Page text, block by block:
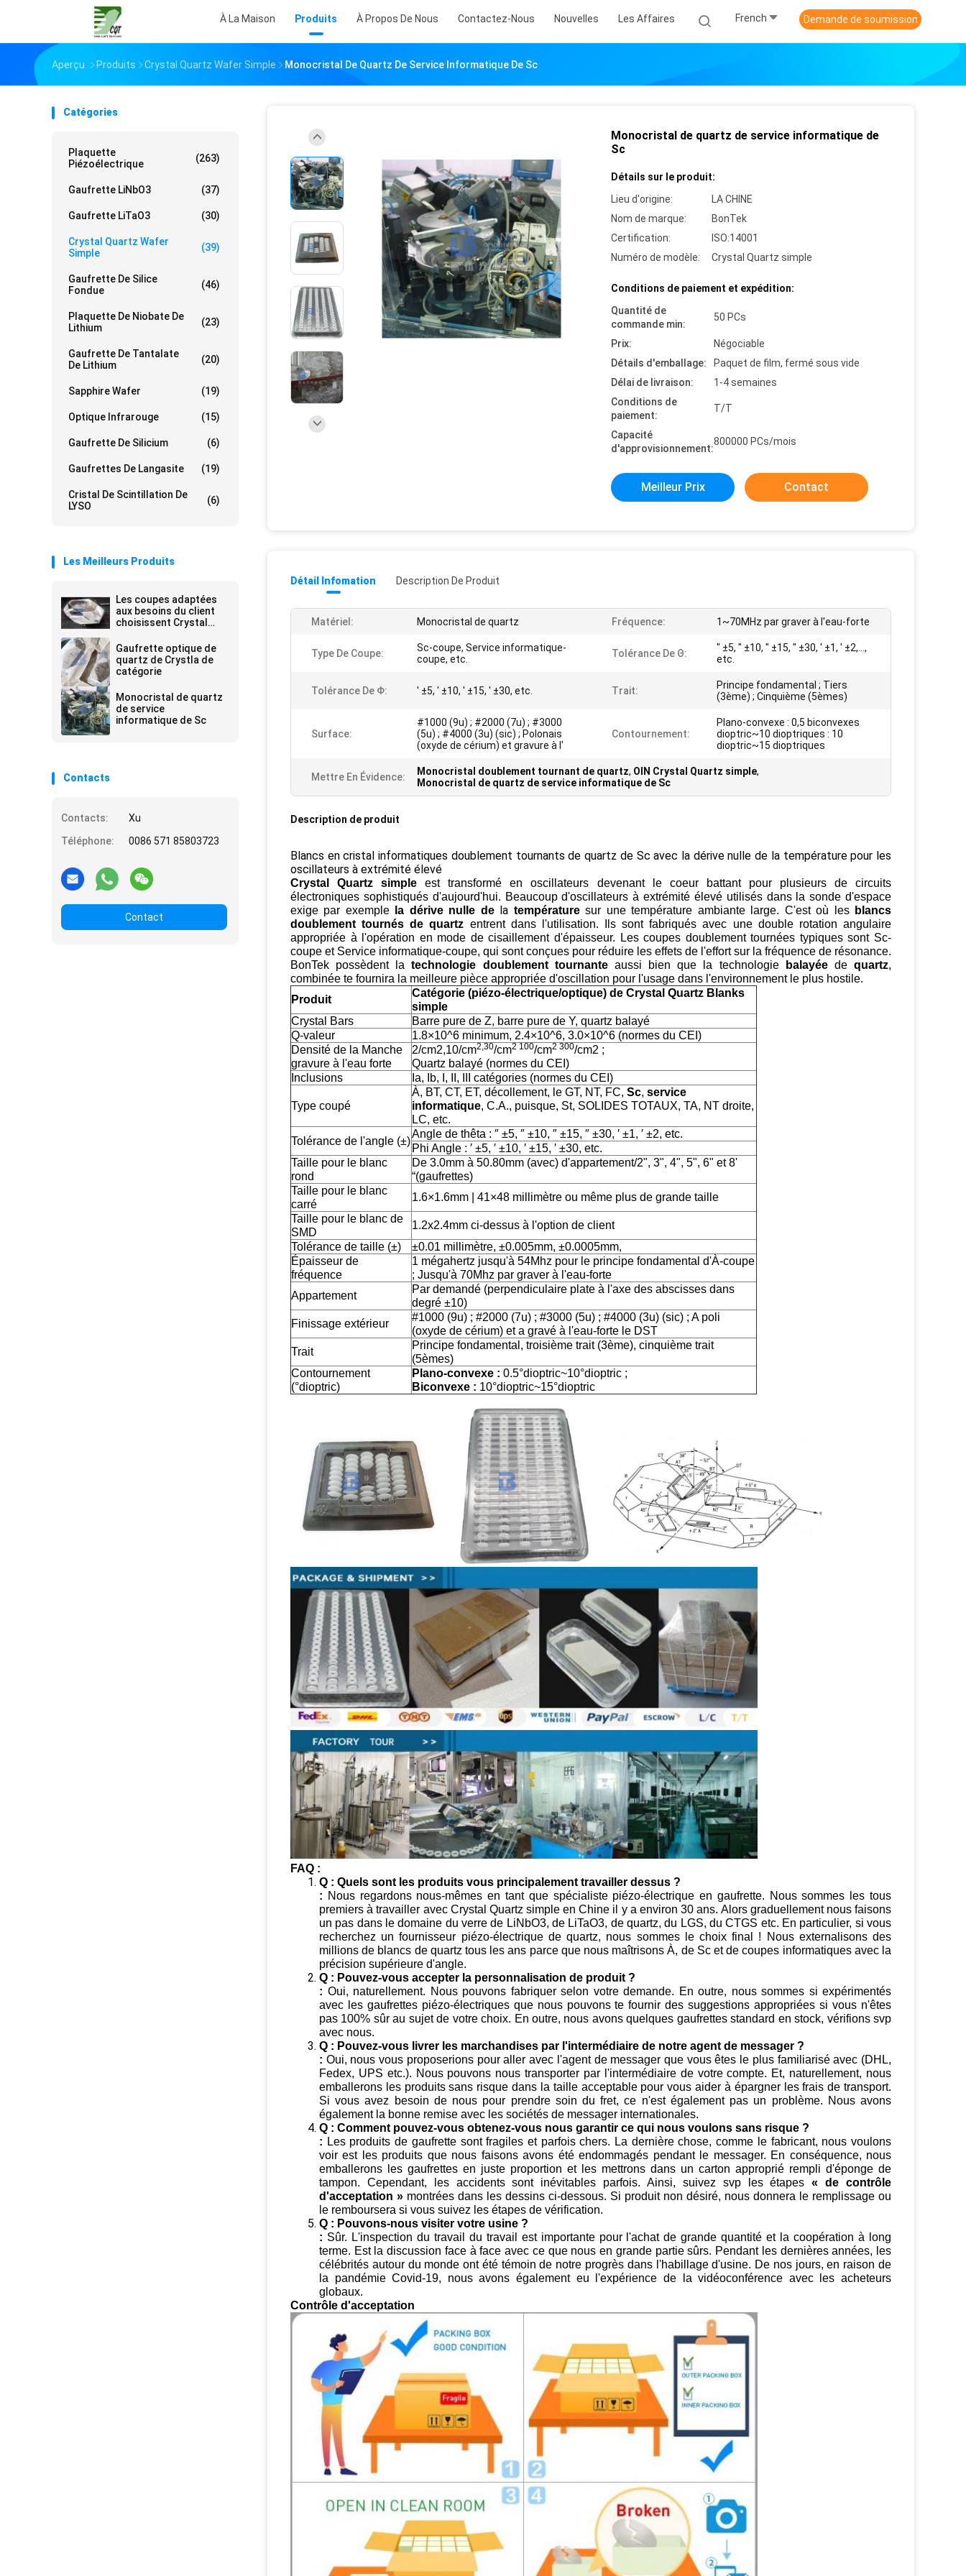
À La Maison Produits À Propos De Nous Contactez-Nous Nouvelles Les Affaires French Demande de soumission
Aperçu Produits Crystal Quartz Wafer Simple Monocristal De Quartz De Service Informatique De Sc
Catégories
Plaquette
Piézoélectrique
(263)
Gaufrette LiNbO3 (37)
Gaufrette LiTaO3 (30)
Crystal Quartz Wafer
Simple
(39)
Gaufrette De Silice
Fondue
(46)
Plaquette De Niobate De
Lithium
(23)
Gaufrette De Tantalate
De Lithium
(20)
Sapphire Wafer (19)
Optique Infrarouge (15)
Gaufrette De Silicium (6)
Gaufrettes De Langasite (19)
Cristal De Scintillation De
LYSO
(6)
Les Meilleurs Produits
Les coupes adaptées
aux besoins du client
choisissent Crystal
Gaufrette optique de
quartz de Crystla de
catégorie
Monocristal de quartz
de service
informatique de Sc
Contacts
Contacts:
Xu
Téléphone:
0086 571 85803723
Contact
Monocristal de quartz de service informatique de
Sc
Détails sur le produit:
Lieu d'origine:
LA CHINE
Nom de marque:
BonTek
Certification:
ISO:14001
Numéro de modèle:
Crystal Quartz simple
Conditions de paiement et expédition:
Quantité de
commande min:
50 PCs
Prix:
Négociable
Détails d'emballage:
Paquet de film, fermé sous vide
Délai de livraison:
1-4 semaines
Conditions de
paiement:
T/T
Capacité
d'approvisionnement:
800000 PCs/mois
Meilleur Prix Contact
Détail Infomation Description De Produit
Matériel: Monocristal de quartz Fréquence: 1~70MHz par graver à l'eau-forte
Type De Coupe:
Sc-coupe, Service informatique-
coupe, etc.
Tolérance De Θ:
″ ±5, ″ ±10, ″ ±15, ″ ±30, ′ ±1, ′ ±2,…,
etc.
Tolérance De Φ: ′ ±5, ′ ±10, ′ ±15, ′ ±30, etc. Trait:
Principe fondamental ; Tiers
(3ème) ; Cinquième (5èmes)
Surface:
#1000 (9u) ; #2000 (7u) ; #3000
(5u) ; #4000 (3u) (sic) ; Polonais
(oxyde de cérium) et gravure à l'
Contournement:
Plano-convexe : 0,5 biconvexes
dioptric~10 dioptriques : 10
dioptric~15 dioptriques
Mettre En Évidence: Monocristal doublement tournant de quartz, OIN Crystal Quartz simple,
Monocristal de quartz de service informatique de Sc
Description de produit
Blancs en cristal informatiques doublement tournants de quartz de Sc avec la dérive nulle de la température pour les
oscillateurs à extrémité élevé
Crystal Quartz simple est transformé en oscillateurs devenant le coeur battant pour plusieurs de circuits
électroniques sophistiqués d'aujourd'hui. Beaucoup d'oscillateurs à extrémité élevé utilisés dans la sonde d'espace
exige par exemple
la dérive nulle dela températuresur une température ambiante large. C'est où les blancs
doublement tournés de quartz entrent dans l'utilisation. Ils sont fabriqués avec une double rotation angulaire
appropriée à l'opération en mode de cisaillement d'épaisseur. Les coupes doublement tournées typiques sont Sc-
coupe et Service informatique-coupe, qui sont conçues pour réduire les effets de l'effort sur la fréquence de résonance.
BonTek possèdent latechnologie doublement tournanteaussi bien que la technologie balayéedequartz,
combinée te fournira la meilleure pièce appropriée d'oscillation pour l'usage dans l'environnement le plus hostile.
Produit
Catégorie (piézo-électrique/optique) de Crystal Quartz Blanks
simple
Crystal Bars
Barre pure de Z, barre pure de Y, quartz balayé
Q-valeur
1.8×10^6 minimum, 2.4×10^6, 3.0×10^6 (normes du CEI)
Densité de la Manche
gravure à l'eau forte
2/cm2,10/cm2,30/cm2 100/cm2 300/cm2 ;
Quartz balayé (normes du CEI)
Inclusions
Ia, Ib, I, II, III catégories (normes du CEI)
Type coupé
À, BT, CT, ET, décollement, le GT, NT, FC, Sc, service
informatique, C.A., puisque, St, SOLIDES TOTAUX, TA, NT droite,
LC, etc.
Tolérance de l'angle (±)
Angle de thêta : ″ ±5, ″ ±10, ″ ±15, ″ ±30, ′ ±1, ′ ±2, etc.
Phi Angle : ′ ±5, ′ ±10, ′ ±15, ′ ±30, etc.
Taille pour le blanc
rond
De 3.0mm à 50.80mm (avec) d'appartement/2", 3", 4", 5", 6" et 8'
“(gaufrettes)
Taille pour le blanc
carré
1.6×1.6mm | 41×48 millimètre ou même plus de grande taille
Taille pour le blanc de
SMD
1.2x2.4mm ci-dessus à l'option de client
Tolérance de taille (±)
±0.01 millimètre, ±0.005mm, ±0.0005mm,
Épaisseur de
fréquence
1 mégahertz jusqu'à 54Mhz pour le principe fondamental d'À-coupe
; Jusqu'à 70Mhz par graver à l'eau-forte
Appartement
Par demandé (perpendiculaire plate à l'axe des abscisses dans
degré ±10)
Finissage extérieur
#1000 (9u) ; #2000 (7u) ; #3000 (5u) ; #4000 (3u) (sic) ; A poli
(oxyde de cérium) et a gravé à l'eau-forte le DST
Trait
Principe fondamental, troisième trait (3ème), cinquième trait
(5èmes)
Contournement
(°dioptric)
Plano-convexe : 0.5°dioptric~10°dioptric ;
Biconvexe : 10°dioptric~15°dioptric
FAQ :
Q : Quels sont les produits vous principalement travailler dessus ?
: Nous regardons nous-mêmes en tant que spécialiste piézo-électrique en gaufrette. Nous sommes les tous
premiers à travailler avec Crystal Quartz simple en Chine il y a environ 30 ans. Alors graduellement nous faisons
un pas dans le domaine du verre de LiNbO3, de LiTaO3, de quartz, du LGS, du CTGS etc. En particulier, si vous
recherchez un fournisseur piézo-électrique de quartz, nous sommes le choix final ! Nous externalisons des
millions de blancs de quartz tous les ans parce que nous maîtrisons À, de Sc et de coupes informatiques avec la
précision supérieure d'angle.
Q : Pouvez-vous accepter la personnalisation de produit ?
: Oui, naturellement. Nous pouvons fabriquer selon votre demande. En outre, nous sommes si expérimentés
avec les gaufrettes piézo-électriques que nous pouvons te fournir des suggestions appropriées si vous n'êtes
pas 100% sûr au sujet de votre choix. En outre, nous avons quelques gaufrettes standard en stock, vérifions svp
avec nous.
Q : Pouvez-vous livrer les marchandises par l'intermédiaire de notre agent de messager ?
: Oui, nous vous proposerions pour aller avec l'agent de messager que vous êtes le plus familiarisé avec (DHL,
Fedex, UPS etc.). Nous pouvons nous transporter par l'intermédiaire de votre compte. Et, naturellement, nous
emballerons les produits sans risque dans la taille acceptable pour vous aider à épargner les frais de transport.
Si vous avez besoin de nous pour prendre soin du fret, ce n'est également pas un problème. Nous avons
également la bonne remise avec les sociétés de messager internationales.
Q : Comment pouvez-vous obtenez-vous nous garantir ce qui nous voulons sans risque ?
: Les produits de gaufrette sont fragiles et parfois chers. La dernière chose, comme le fabricant, nous voulons
voir est les produits que nous faisons avons été endommagés pendant le messager. En conséquence, nous
emballerons les gaufrettes en juste proportion et les mettrons dans un carton approprié rempli d'éponge de
tampon. Cependant, les accidents sont inévitables parfois. Ainsi, suivez svp les étapes« de contrôle
d'acceptation » montrées dans les dessins ci-dessous. Si produit non désiré, nous donnera le remplissage ou
le remboursera si vous suivez les étapes de vérification.
Q : Pouvons-nous visiter votre usine ?
: Sûr. L'inspection du travail du travail est importante pour l'achat de grande quantité et la coopération à long
terme. Est la discussion face à face avec ce que nous en grande partie sûrs. Pendant les dernières années, les
célébrités autour du monde ont été témoin de notre progrès dans l'habillage d'usine. De nos jours, en raison de
la pandémie Covid-19, nous avons également eu l'expérience de la vidéoconférence avec les acheteurs
globaux.
Contrôle d'acceptation